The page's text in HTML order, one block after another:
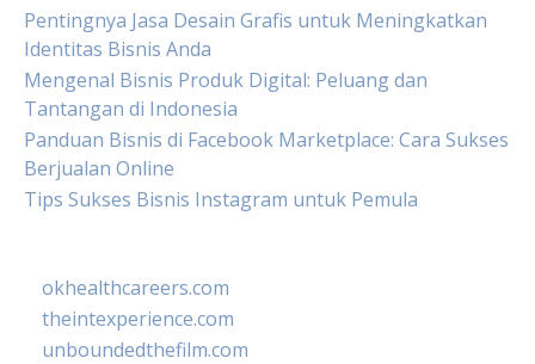
Pentingnya Jasa Desain Grafis untuk Meningkatkan
Identitas Bisnis Anda
Mengenal Bisnis Produk Digital: Peluang dan
Tantangan di Indonesia
Panduan Bisnis di Facebook Marketplace: Cara Sukses
Berjualan Online
Tips Sukses Bisnis Instagram untuk Pemula
okhealthcareers.com
theintexperience.com
unboundedthefilm.com